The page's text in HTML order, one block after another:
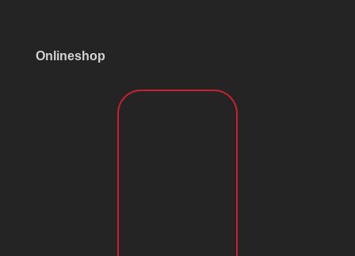
Onlineshop